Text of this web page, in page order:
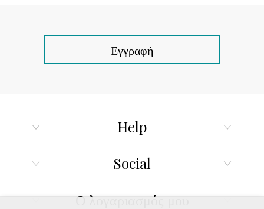
Εγγραφή
Help
Social
Ο λογαριασμός μου